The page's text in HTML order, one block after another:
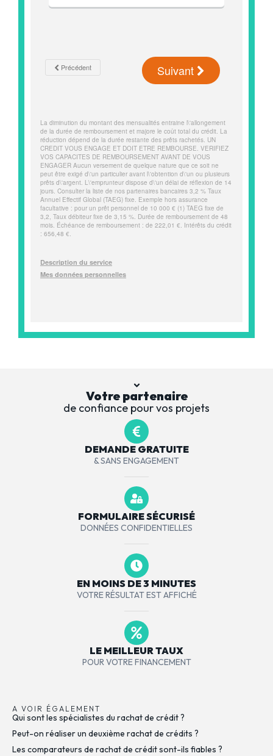
Votre partenaire
de confiance pour vos projets
DEMANDE GRATUITE
& SANS ENGAGEMENT
FORMULAIRE SÉCURISÉ
DONNÉES CONFIDENTIELLES
EN MOINS DE 3 MINUTES
VOTRE RÉSULTAT EST AFFICHÉ
LE MEILLEUR TAUX
POUR VOTRE FINANCEMENT
A VOIR ÉGALEMENT
Qui sont les spécialistes du rachat de crédit ?
Peut-on réaliser un deuxième rachat de crédits ?
Les comparateurs de rachat de crédit sont-ils fiables ?